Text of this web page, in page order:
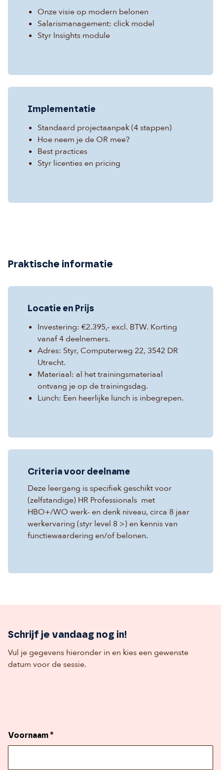
Onze visie op modern belonen
Salarismanagement: click model
Styr Insights module
Implementatie
Standaard projectaanpak (4 stappen)
Hoe neem je de OR mee?
Best practices
Styr licenties en pricing
Praktische informatie
Locatie en Prijs
Investering: €2.395,- excl. BTW. Korting
vanaf 4 deelnemers.
Adres: Styr, Computerweg 22, 3542 DR
Utrecht.
Materiaal: al het trainingsmateriaal
ontvang je op de trainingsdag.
Lunch: Een heerlijke lunch is inbegrepen.
Criteria voor deelname
Deze leergang is specifiek geschikt voor
(zelfstandige) HR Professionals met
HBO+/WO werk- en denk niveau, circa 8 jaar
werkervaring (styr level 8 >) en kennis van
functiewaardering en/of belonen.
Schrijf je vandaag nog in!
Vul je gegevens hieronder in en kies een gewenste
datum voor de sessie.
Voornaam*